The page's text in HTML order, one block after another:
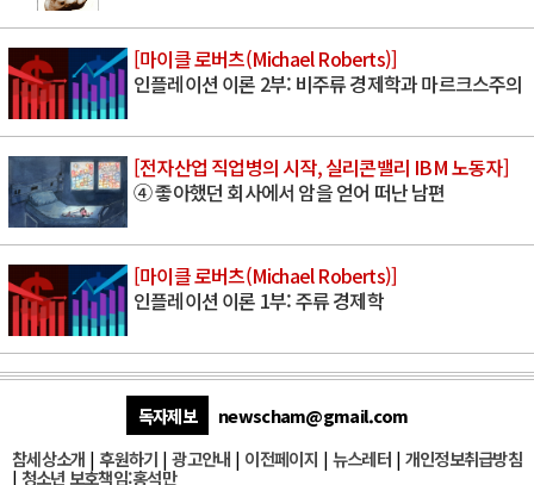
[마이클 로버츠(Michael Roberts)]
인플레이션 이론 2부: 비주류 경제학과 마르크스주의
[전자산업 직업병의 시작, 실리콘밸리 IBM 노동자]
④ 좋아했던 회사에서 암을 얻어 떠난 남편
[마이클 로버츠(Michael Roberts)]
인플레이션 이론 1부: 주류 경제학
독자제보
newscham@gmail.com
참세상소개 | 후원하기 |광고안내 | 이전페이지 | 뉴스레터| 개인정보취급방침
| 청소년 보호책임:홍석만